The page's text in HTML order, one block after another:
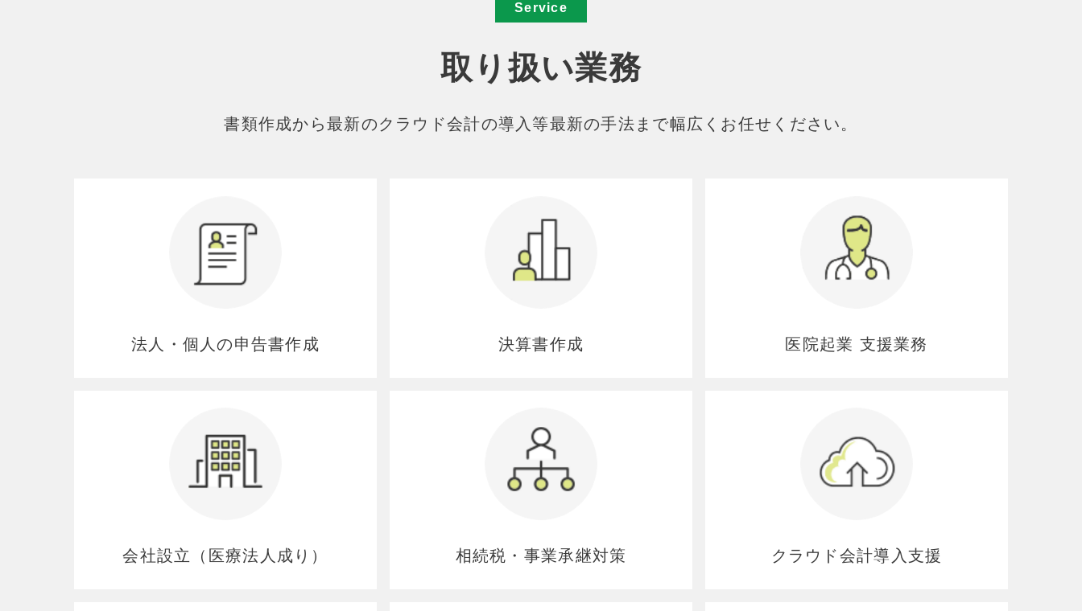
Service
取り扱い業務
書類作成から最新のクラウド会計の導入等最新の手法まで幅広くお任せください。
法人・個人の申告書作成 決算書作成 医院起業 支援業務
会社設立（医療法人成り） 相続税・事業承継対策 クラウド会計導入支援